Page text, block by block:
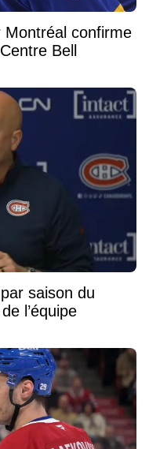
Montréal confirme
Bell
saison du
l’équipe